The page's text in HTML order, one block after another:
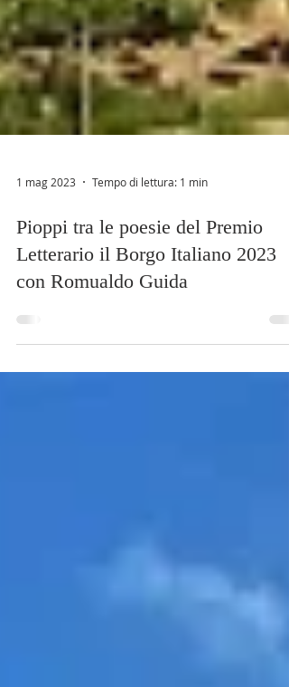
1 mag 2023 Tempo di lettura: 1 min
Pioppi tra le poesie del Premio
con Romualdo Guida